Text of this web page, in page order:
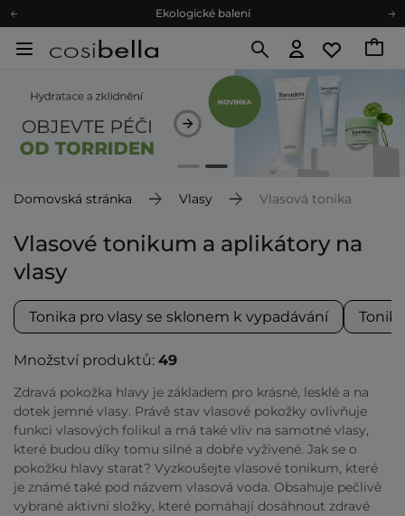
Ekologické balení
Doporučovací Program
Darkové karty
Ekologické balení
Domovská stránka Vlasy Vlasová tonika
Vlasové tonikum a aplikátory na
vlasy
Tonika pro vlasy se sklonem k vypadávání
Množství produktů: 49
Zdravá pokožka hlavy je základem pro krásné, lesklé a na
dotek jemné vlasy. Právě stav vlasové pokožky ovlivňuje
funkci vlasových folikul a má také vliv na samotné vlasy,
které budou díky tomu silné a dobře vyživené. Jak se o
pokožku hlavy starat? Vyzkoušejte vlasové tonikum, které
je známé také pod názvem vlasová voda. Obsahuje pečlivě
vybrané aktivní složky, které pomáhají dosáhnout zdravé